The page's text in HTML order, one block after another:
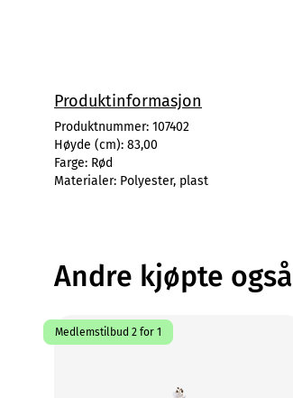
Produktinformasjon
Produktnummer: 107402
Høyde (cm): 83,00
Farge: Rød
Materialer: Polyester, plast
Andre kjøpte også
Medlemstilbud 2 for 1